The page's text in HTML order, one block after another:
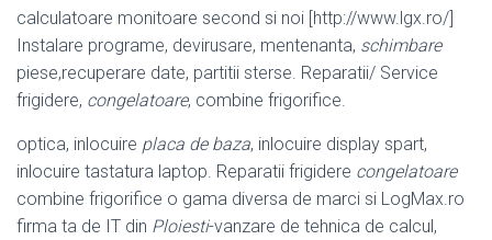
calculatoare monitoare second si noi [http://www.lgx.ro/]
Instalare programe, devirusare, mentenanta, schimbare
piese,recuperare date, partitii sterse. Reparatii/ Service
frigidere, congelatoare, combine frigorifice.
optica, inlocuire placa de baza, inlocuire display spart,
inlocuire tastatura laptop. Reparatii frigidere congelatoare
combine frigorifice o gama diversa de marci si LogMax.ro
firma ta de IT din Ploiesti-vanzare de tehnica de calcul,